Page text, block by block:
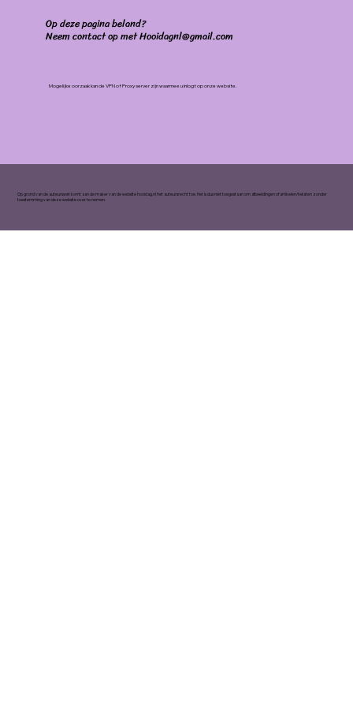
Op deze pagina beland?
Neem contact op met Hooidagnl@gmail.com
Mogelijke oorzaak kan de VPN of Proxy server zijn waarmee u inlogt op onze website.
Op grond van de auteurswet komt aan de maker van de website hooidag.nl het auteursrecht toe. Het is dus niet toegestaan om afbeeldingen of artikelen/teksten zonder
toestemming van deze website over te nemen.